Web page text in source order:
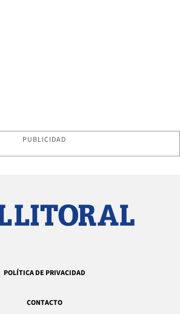
PUBLICIDAD
POLÍTICA DE PRIVACIDAD
CONTACTO